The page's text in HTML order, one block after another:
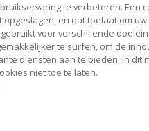
seizoen om uit te
Of als je
op huizenjacht?
te verbeteren. Een
en dat toelaat om uw
voor verschillende
te surfen, om de
diensten aan te bieden. In dit
niet toe te laten.